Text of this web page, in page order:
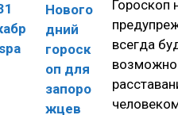
Гороскоп
всегда
возможно